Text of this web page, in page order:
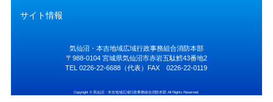
サイト情報
気仙沼・本吉地域広域行政事務組合消防本部
〒988-0104 宮城県気仙沼市赤岩五駄鱈43番地2
TEL 0226-22-6688（代表）FAX 0226-22-0119
Copyright © 気仙沼・本吉地域広域行政事務組合消防本部 All Rights Reserved.